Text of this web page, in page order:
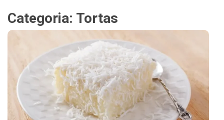
Categoria: Tortas